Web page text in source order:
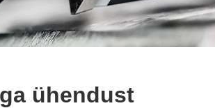
ühendust